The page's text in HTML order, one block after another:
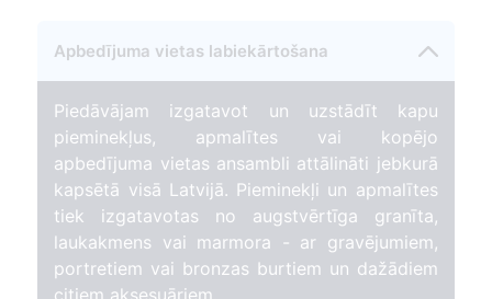
Apbedījuma vietas labiekārtošana
Piedāvājam izgatavot un uzstādīt kapu
pieminekļus, apmalītes vai kopējo
apbedījuma vietas ansambli attālināti jebkurā
kapsētā visā Latvijā. Pieminekļi un apmalītes
tiek izgatavotas no augstvērtīga granīta,
laukakmens vai marmora - ar gravējumiem,
portretiem vai bronzas burtiem un dažādiem